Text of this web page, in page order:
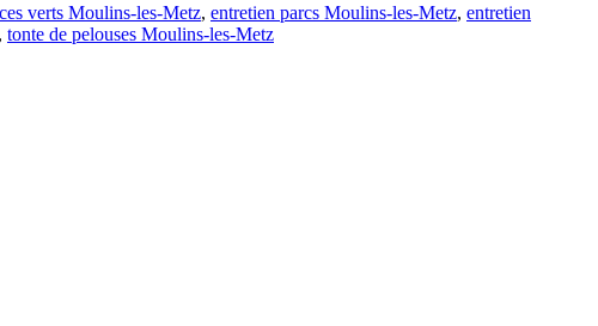
verts Moulins-les-Metz, entretien parcs Moulins-les-Metz, entretien
, tonte de pelouses Moulins-les-Metz